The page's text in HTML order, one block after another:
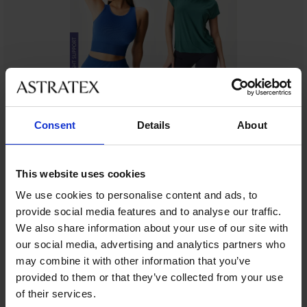
Consent Details About
This website uses cookies
We use cookies to personalise content and ads, to
provide social media features and to analyse our traffic.
We also share information about your use of our site with
our social media, advertising and analytics partners who
may combine it with other information that you’ve
provided to them or that they’ve collected from your use
of their services.
Sportovní
legíny
ONLY
Play
ONPJam
4,9
legíny
ONLY
Fold
569
Sportovní
legíny
ONLY
Play
LIMITED
Sportovní
legíny
ONLY
Play
ONPMino
739
Sportovní
legíny
Seamless
FIT
4,5
bavlněné
legíny
ONLY
Play
ONPNoon
4,9
Sportovní
legíny
Sara
569
-30%
4,9
Sportovní
legíny
Sara
LIMITED -20%
Sportovní
legíny
ONLY
Play
ONPJam
I
Ze stejné kolekce